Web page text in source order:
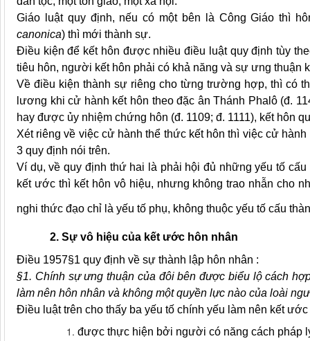
Giáo luật quy định, nếu có một bên là Công Giáo thì
canonica) thì mới thành sự.
Điều kiện để kết hôn được nhiều điều luật quy định tùy
tiêu hôn, người kết hôn phải có khả năng và sự ưng thuận
Về điều kiện thành sự riêng cho từng trường hợp, thì có
lương khi cử hành kết hôn theo đặc ân Thánh Phalô (đ.
hay được ủy nhiệm chứng hôn (đ. 1109; đ. 1111), kết hôn
Xét riêng về việc cử hành thể thức kết hôn thì việc cử
3 quy định nói trên.
Ví dụ, về quy định thứ hai là phải hội đủ những yếu tố
kết ước thì kết hôn vô hiệu, nhưng không trao nhẫn cho
nghi thức đạo chỉ là yếu tố phụ, không thuộc yếu tố cấu
2. Sự vô hiệu của kết ước hôn nhân
Điều 1957§1 quy định về sự thành lập hôn nhân :
§1. Chính sự ưng thuận của đôi bên được biểu lộ cách
làm nên hôn nhân và không một quyền lực nào của loài
Điều luật trên cho thấy ba yếu tố chính yếu làm nên kết
được thực hiện bởi người có năng cách pháp